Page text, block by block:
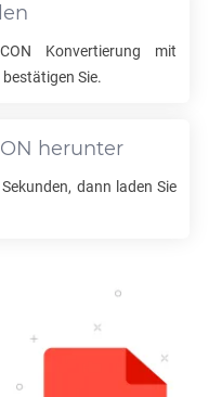
Konvertierung mit
Sie.
herunter
dann laden Sie